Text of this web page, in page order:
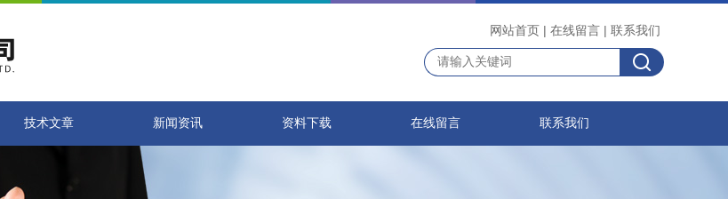
网站首页 | 在线留言 | 联系我们
技术文章 新闻资讯 资料下载 在线留言 联系我们